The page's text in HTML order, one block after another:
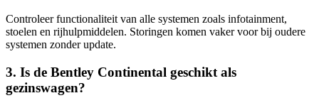
Controleer functionaliteit van alle systemen zoals infotainment,
stoelen en rijhulpmiddelen. Storingen komen vaker voor bij oudere
systemen zonder update.
3. Is de Bentley Continental geschikt als
gezinswagen?